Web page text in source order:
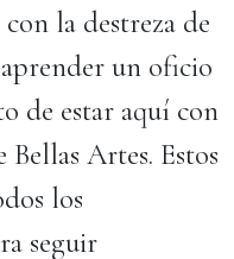
la destreza de
un oficio
de estar aquí con
Bellas Artes. Estos
los
seguir